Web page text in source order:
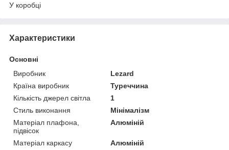
У коробці
Характеристики
Основні
Виробник
Lezard
Країна виробник
Туреччина
Кількість джерел світла
1
Стиль виконання
Мінімалізм
Матеріал плафона,
підвісок
Алюміній
Матеріал каркасу
Алюміній